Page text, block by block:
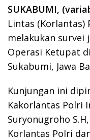
SUKABUMI,
Lintas
melakukan survei
Operasi Ketupat
Sukabumi, Jawa
Kunjungan ini
Kakorlantas Polri
Suryonugroho
Korlantas Polri